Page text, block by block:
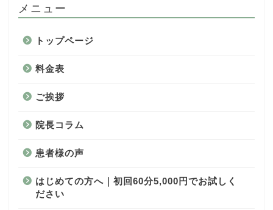
メニュー
トップページ
料金表
ご挨拶
院長コラム
患者様の声
はじめての方へ｜初回60分5,000円でお試しく
ださい